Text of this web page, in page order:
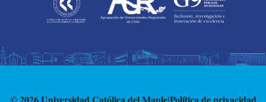
© 2026 Universidad Católica del Maule|Política de privacidad